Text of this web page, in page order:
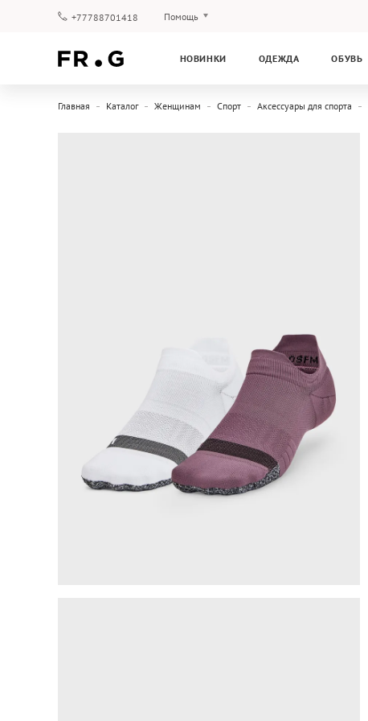
+77788701418 Помощь
НОВИНКИ ОДЕЖДА ОБУВЬ
Главная Каталог Женщинам Спорт Аксессуары для спорта